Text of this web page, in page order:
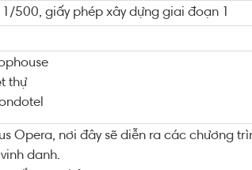
500, giấy phép xây dựng giai đoạn 1
thự
Opera, nơi đây sẽ diễn ra các chương
danh.